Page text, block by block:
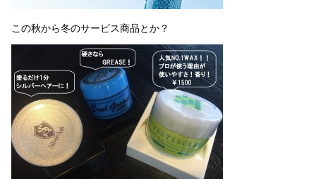
この秋から冬のサービス商品とか？